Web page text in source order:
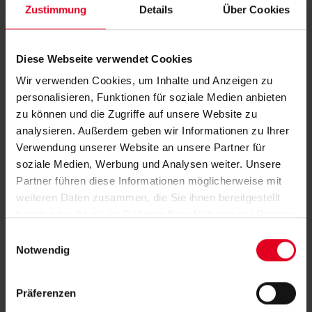
Zustimmung Details Über Cookies
Diese Webseite verwendet Cookies
Wir verwenden Cookies, um Inhalte und Anzeigen zu
personalisieren, Funktionen für soziale Medien anbieten
zu können und die Zugriffe auf unsere Website zu
analysieren. Außerdem geben wir Informationen zu Ihrer
Verwendung unserer Website an unsere Partner für
soziale Medien, Werbung und Analysen weiter. Unsere
Partner führen diese Informationen möglicherweise mit
weiteren Daten zusammen, die Sie ihnen bereitgestellt
Notwendig
Präferenzen
LED-Lichtsystem
Dimmbares LED-Lichtsystem
Für Terrasse und Balkon geeignet
Beleuchtung von oben oder mit LED-
Elementen
Ideal für entspannte Abende